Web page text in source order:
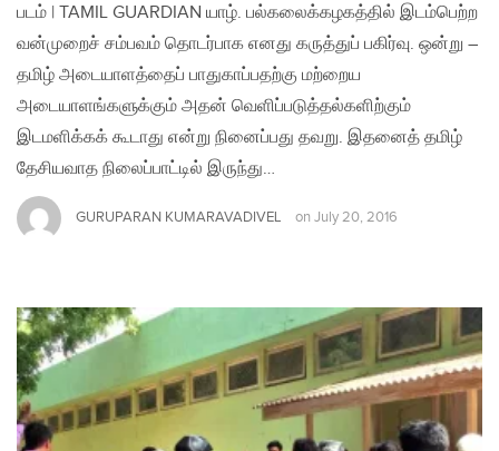
படம் | TAMIL GUARDIAN யாழ். பல்கலைக்கழகத்தில் இடம்பெற்ற
வன்முறைச் சம்பவம் தொடர்பாக எனது கருத்துப் பகிர்வு. ஒன்று –
தமிழ் அடையாளத்தைப் பாதுகாப்பதற்கு மற்றைய
அடையாளங்களுக்கும் அதன் வெளிப்படுத்தல்களிற்கும்
இடமளிக்கக் கூடாது என்று நினைப்பது தவறு. இதனைத் தமிழ்
தேசியவாத நிலைப்பாட்டில் இருந்து…
GURUPARAN KUMARAVADIVEL on July 20, 2016